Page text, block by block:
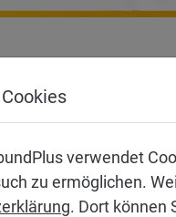
–
verwendet
zu ermöglichen.
. Dort können